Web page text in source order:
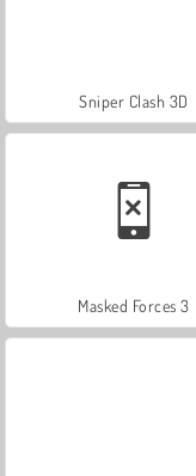
Sniper Clash 3D
Masked Forces 3